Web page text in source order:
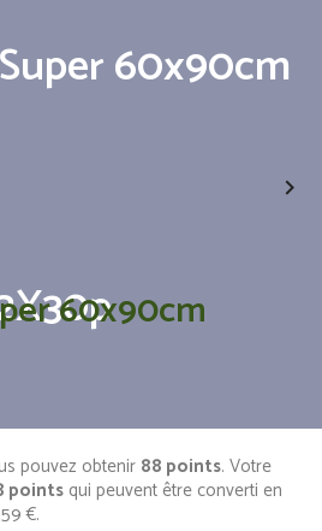
60x90cm

60x90cm
pouvez obtenir 88 points. Votre
points qui peuvent être converti en
€.